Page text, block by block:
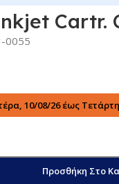
Cartr.
0055
10/08/26 έως
Προσθήκη Στο